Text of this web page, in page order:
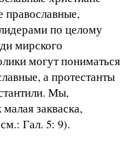
православные,
по целому
мирского
могут пониматься
а протестанты
Мы,
закваска,
Гал. 5: 9).